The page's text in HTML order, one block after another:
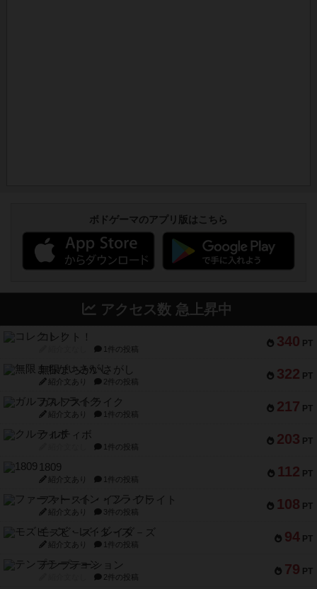
ボドゲーマのアプリ版はこちら
アクセス数 急上昇中
340 PT
コレクト！
1件の投稿
322 PT
無限まちがいさがし
紹介文あり 2件の投稿
217 PT
ガルフストライク
紹介文あり 1件の投稿
203 PT
クルティボ
1件の投稿
112 PT
1809
紹介文あり 1件の投稿
108 PT
ファースト・イン・フライト
紹介文あり 3件の投稿
94 PT
モズビ－ズ・レイダ－ズ
紹介文あり 1件の投稿
79 PT
テンプテーション
2件の投稿